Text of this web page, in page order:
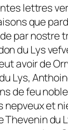
lettres
que
par nostre
du Lys
avoir de
Lys,
de feu
nepveux et
du